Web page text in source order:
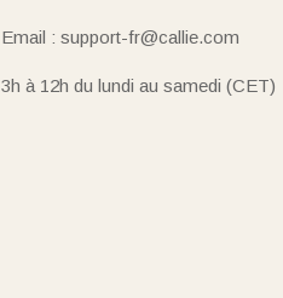
Email : support-fr@callie.com
3h à 12h du lundi au samedi (CET)